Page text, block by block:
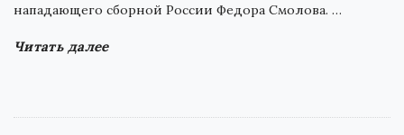
нападающего cборной России Федора Смолова. …
Читать далее